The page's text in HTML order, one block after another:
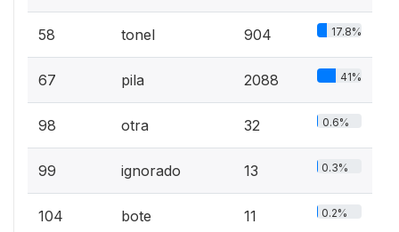
58 tonel 904 17.8%
67 pila 2088 41%
98 otra 32 0.6%
99 ignorado 13 0.3%
104 bote 11 0.2%